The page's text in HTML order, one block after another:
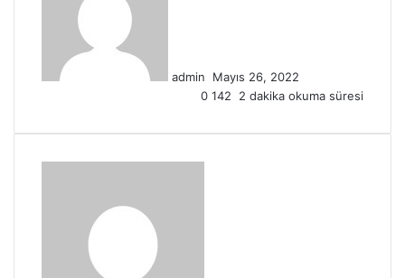
admin
Mayıs 26, 2022
0 142 2 dakika okuma süresi